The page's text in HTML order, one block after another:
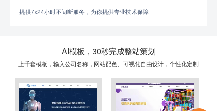
提供7x24小时不间断服务，为你提供专业技术保障
AI模板，30秒完成整站策划
上千套模板，输入公司名称，网站配色、可视化自由设计，个性化定制